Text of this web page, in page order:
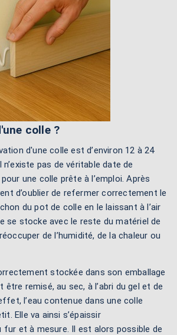
colle ?
d'une colle est d’environ 12 à 24
pas de véritable date de
une colle prête à l’emploi. Après
d’oublier de refermer correctement le
du pot de colle en le laissant à l’air
se stocke avec le reste du matériel de
de l’humidité, de la chaleur ou
stockée dans son emballage
être remisé, au sec, à l’abri du gel et de
l’eau contenue dans une colle
Elle va ainsi s’épaissir
fur et à mesure. Il est alors possible de